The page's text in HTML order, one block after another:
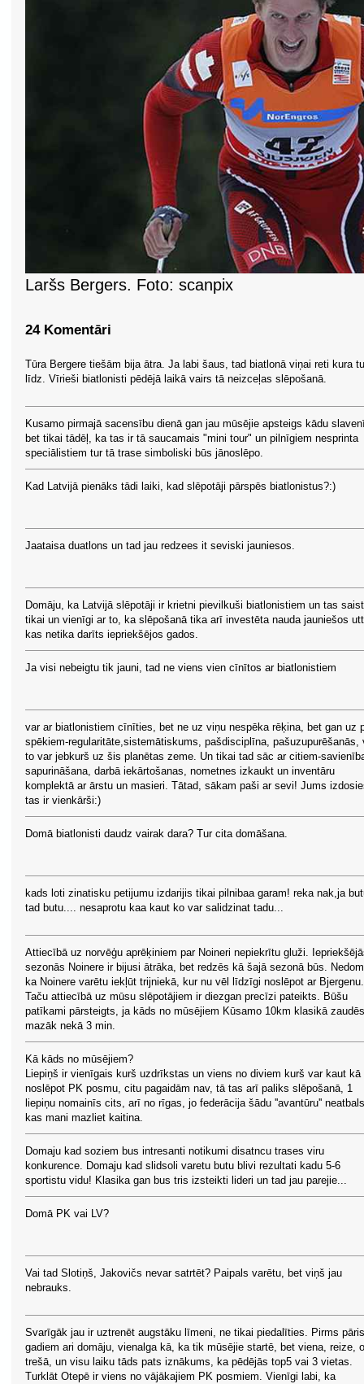
Laršs Bergers. Foto: scanpix
24 Komentāri
Tūra Bergere tiešām bija ātra. Ja labi šaus, tad biatlonā viņai reti kura
līdz. Vīrieši biatlonisti pēdējā laikā vairs tā neizceļas slēpošanā.
Kusamo pirmajā sacensību dienā gan jau mūsējie apsteigs kādu
bet tikai tādēļ, ka tas ir tā saucamais "mini tour" un pilnīgiem nesprinta
speciālistiem tur tā trase simboliski būs jānoslēpo.
Kad Latvijā pienāks tādi laiki, kad slēpotāji pārspēs biatlonistus?:)
Jaataisa duatlons un tad jau redzees it seviski jauniesos.
Domāju, ka Latvijā slēpotāji ir krietni pievilkuši biatlonistiem un tas
tikai un vienīgi ar to, ka slēpošanā tika arī investēta nauda jauniešos
kas netika darīts iepriekšējos gados.
Ja visi nebeigtu tik jauni, tad ne viens vien cīnītos ar biatlonistiem
var ar biatlonistiem cīnīties, bet ne uz viņu nespēka rēķina, bet gan uz
spēkiem-regularitāte,sistemātiskums, pašdisciplīna, pašuzupurēšanās,
to var jebkurš uz šis planētas zeme. Un tikai tad sāc ar citiem-
sapurināšana, darbā iekārtošanas, nometnes izkaukt un inventāru
komplektā ar ārstu un masieri. Tātad, sākam paši ar sevi! Jums
tas ir vienkārši:)
Domā biatlonisti daudz vairak dara? Tur cita domāšana.
kads loti zinatisku petijumu izdarijis tikai pilnibaa garam! reka nak,ja
tad butu.... nesaprotu kaa kaut ko var salidzinat tadu...
Attiecībā uz norvēģu aprēķiniem par Noineri nepiekrītu gluži.
sezonās Noinere ir bijusi ātrāka, bet redzēs kā šajā sezonā būs.
ka Noinere varētu iekļūt trijniekā, kur nu vēl līdzīgi noslēpot ar Bjergenu.
Taču attiecībā uz mūsu slēpotājiem ir diezgan precīzi pateikts. Būšu
patīkami pārsteigts, ja kāds no mūsējiem Kūsamo 10km klasikā zaudēs
mazāk nekā 3 min.
Kā kāds no mūsējiem?
Liepiņš ir vienīgais kurš uzdrīkstas un viens no diviem kurš var kaut kā
noslēpot PK posmu, citu pagaidām nav, tā tas arī paliks slēpošanā, 1
liepiņu nomainīs cits, arī no rīgas, jo federācija šādu ''avantūru''
kas mani mazliet kaitina.
Domaju kad soziem bus intresanti notikumi disatncu trases viru
konkurence. Domaju kad slidsoli varetu butu blivi rezultati kadu 5-6
sportistu vidu! Klasika gan bus tris izsteikti lideri un tad jau parejie...
Domā PK vai LV?
Vai tad Slotiņš, Jakovičs nevar satrtēt? Paipals varētu, bet viņš jau
nebrauks.
Svarīgāk jau ir uztrenēt augstāku līmeni, ne tikai piedalīties. Pirms pāris
gadiem ari domāju, vienalga kā, ka tik mūsējie startē, bet viena, reize,
trešā, un visu laiku tāds pats iznākums, ka pēdējās top5 vai 3 vietas.
Turklāt Otepē ir viens no vājākajiem PK posmiem. Vienīgi labi, ka